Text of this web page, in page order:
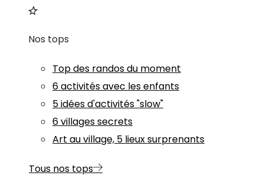
Nos tops
Top des randos du moment
6 activités avec les enfants
5 idées d'activités "slow"
6 villages secrets
Art au village, 5 lieux surprenants
Tous nos tops